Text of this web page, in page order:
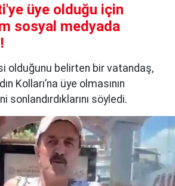
üye olduğu için
sosyal medyada
olduğunu belirten bir vatandaş,
Kolları’na üye olmasının
sonlandırdıklarını söyledi.